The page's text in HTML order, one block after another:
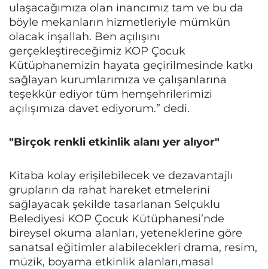
ulaşacağımıza olan inancımız tam ve bu da
böyle mekanların hizmetleriyle mümkün
olacak inşallah. Ben açılışını
gerçekleştireceğimiz KOP Çocuk
Kütüphanemizin hayata geçirilmesinde katkı
sağlayan kurumlarımıza ve çalışanlarına
teşekkür ediyor tüm hemşehrilerimizi
açılışımıza davet ediyorum.” dedi.
"Birçok renkli etkinlik alanı yer alıyor"
Kitaba kolay erişilebilecek ve dezavantajlı
grupların da rahat hareket etmelerini
sağlayacak şekilde tasarlanan Selçuklu
Belediyesi KOP Çocuk Kütüphanesi’nde
bireysel okuma alanları, yeteneklerine göre
sanatsal eğitimler alabilecekleri drama, resim,
müzik, boyama etkinlik alanları,masal